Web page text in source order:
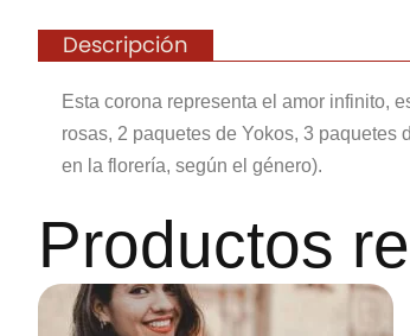
Descripción
Esta corona representa el amor infinito,
rosas, 2 paquetes de Yokos, 3
en la florería, según el género).
Productos